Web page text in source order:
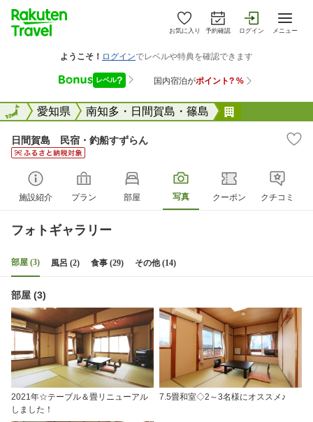
お気に入り 予約確認 ログイン メニュー
全国愛知県 南知多・日間賀島・篠島
全国
日間賀島 民宿・釣船すずらん
施設紹介 プラン 部屋 写真 クーポン クチコミ
フォトギャラリー
部屋 (3) 風呂 (2) 食事 (29) その他 (14)
部屋 (3)
2021年☆テーブル＆畳リニューアル
しました！
7.5畳和室◇2～3名様にオススメ♪